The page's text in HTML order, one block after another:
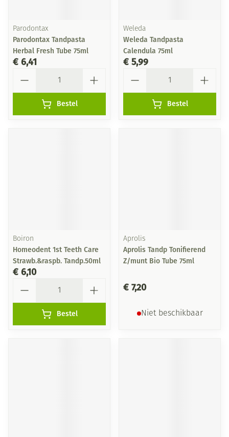
Parodontax
Parodontax Tandpasta
Herbal Fresh Tube 75ml
€ 6,41
Bestel
Weleda
Weleda Tandpasta
Calendula 75ml
€ 5,99
Bestel
Boiron
Homeodent 1st Teeth Care
Strawb.&raspb. Tandp.50ml
€ 6,10
Bestel
Aprolis
Aprolis Tandp Tonifierend
Z/munt Bio Tube 75ml
€ 7,20
Niet beschikbaar